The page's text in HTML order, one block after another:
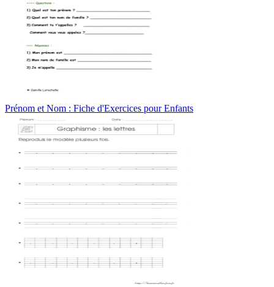
Prénom et Nom : Fiche d'Exercices pour Enfants